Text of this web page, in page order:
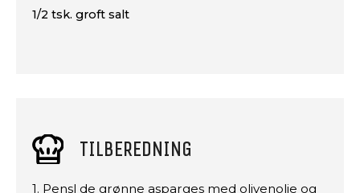
1/2 tsk. groft salt
TILBEREDNING
1. Pensl de grønne asparges med olivenolie og